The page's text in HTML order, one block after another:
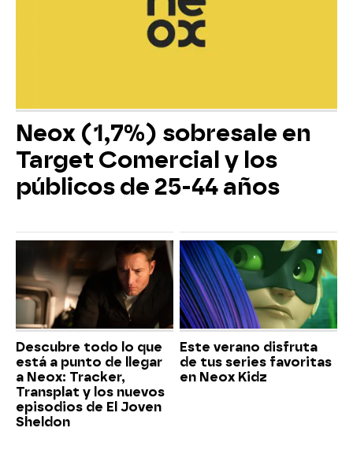
Neox (1,7%) sobresale en
Target Comercial y los
públicos de 25-44 años
Descubre todo lo que
está a punto de llegar
a Neox: Tracker,
Transplat y los nuevos
episodios de El Joven
Sheldon
Este verano disfruta
de tus series favoritas
en Neox Kidz